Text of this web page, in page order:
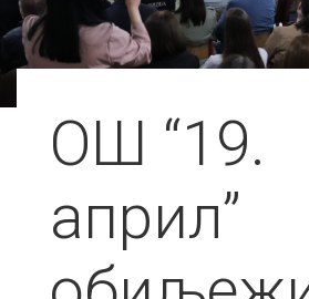
ОШ “19.
април”